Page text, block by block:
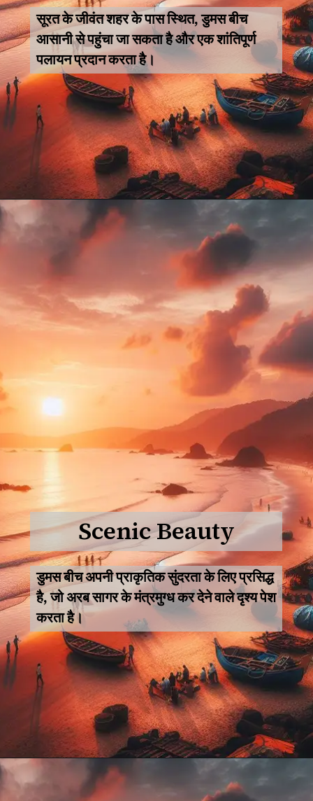
सूरत के जीवंत शहर के पास स्थित, डुमस बीच
आसानी से पहुंचा जा सकता है और एक शांतिपूर्ण
पलायन प्रदान करता है।
Scenic Beauty
डुमस बीच अपनी प्राकृतिक सुंदरता के लिए प्रसिद्ध
है, जो अरब सागर के मंत्रमुग्ध कर देने वाले दृश्य पेश
करता है।